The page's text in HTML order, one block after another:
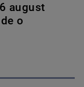
august
o